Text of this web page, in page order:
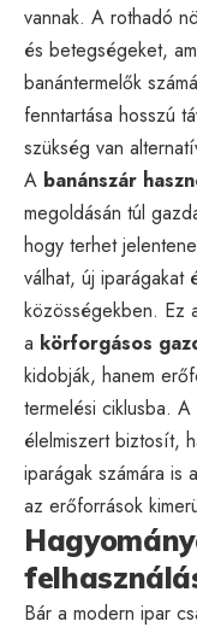
vannak. A rothadó
és betegségeket,
banántermelők
fenntartása hosszú
szükség van
A banánszár
megoldásán túl
hogy terhet
válhat, új iparágakat
közösségekben. Ez
a körforgásos
kidobják, hanem
termelési ciklusba.
élelmiszert biztosít,
iparágak számára is
az erőforrások
Bár a modern ipar